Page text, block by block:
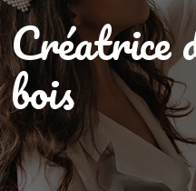
Créatrice
bois